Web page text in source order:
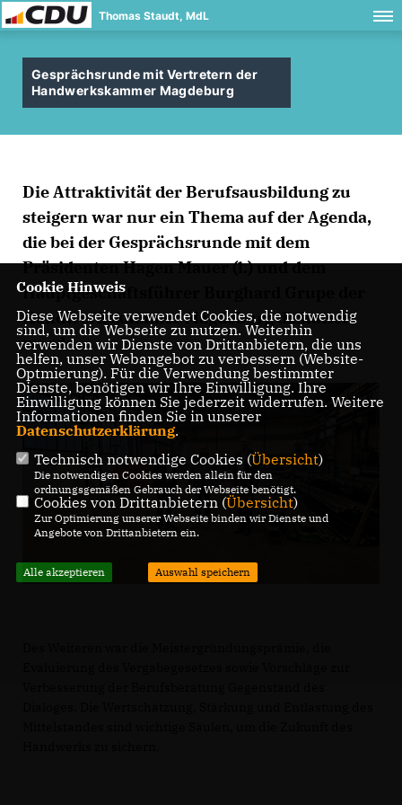
Thomas Staudt, MdL
Gesprächsrunde mit Vertretern der
Handwerkskammer Magdeburg
Die Attraktivität der Berufsausbildung zu
steigern war nur ein Thema auf der Agenda,
die bei der Gesprächsrunde mit dem
Präsidenten Hagen Mauer (l.) und dem
Hauptgeschäftsführer Burghard Grupe der
Handwerkskammer Magdeburg diskutiert
wurde.
Cookie Hinweis
Diese Webseite verwendet Cookies, die notwendig
sind, um die Webseite zu nutzen. Weiterhin
verwenden wir Dienste von Drittanbietern, die uns
helfen, unser Webangebot zu verbessern (Website-
Optmierung). Für die Verwendung bestimmter
Dienste, benötigen wir Ihre Einwilligung. Ihre
Einwilligung können Sie jederzeit widerrufen. Weitere
Informationen finden Sie in unserer
Datenschutzerklärung.
Technisch notwendige Cookies (Übersicht)
Die notwendigen Cookies werden allein für den
ordnungsgemäßen Gebrauch der Webseite benötigt.
Cookies von Drittanbietern (Übersicht)
Zur Optimierung unserer Webseite binden wir Dienste und
Angebote von Drittanbietern ein.
Alle akzeptieren Auswahl speichern